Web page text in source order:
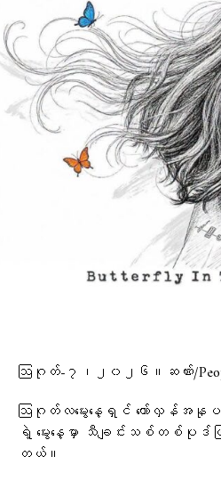
ဩဂုတ်-၇၊၂၀၂၆။ဆဏ်း/
ဩဂုတ်လမွေးနေ့ရှင် တော်လှန်အနု
ရဲ့ မွေးနေ့မှာ သီချင်းသစ်တစ်ပုဒ်ဖ
တယ်။